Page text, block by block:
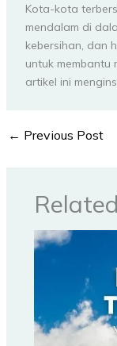
Kota-kota
mendalam di
kebersihan, dan
untuk membantu
artikel ini
← Previous Post